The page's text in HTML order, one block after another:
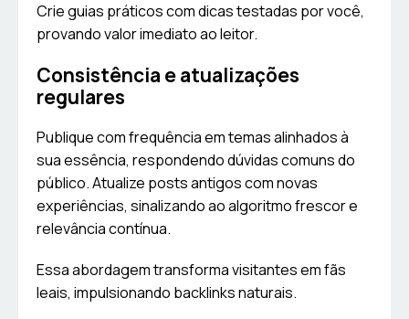
Crie guias práticos com dicas testadas por você,
provando valor imediato ao leitor.
Consistência e atualizações
regulares
Publique com frequência em temas alinhados à
sua essência, respondendo dúvidas comuns do
público. Atualize posts antigos com novas
experiências, sinalizando ao algoritmo frescor e
relevância contínua.
Essa abordagem transforma visitantes em fãs
leais, impulsionando backlinks naturais.